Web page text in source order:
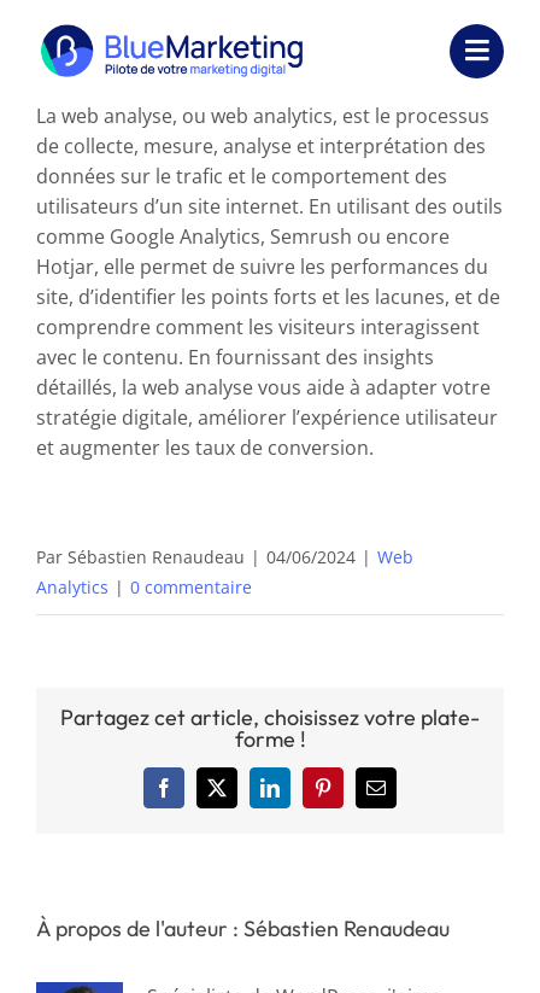
contenu
Expertises
Externalisation
Réalisations
Ressources
Société
La web analyse, ou web analytics, est le processus
de collecte, mesure, analyse et interprétation des
données sur le trafic et le comportement des
utilisateurs d’un site internet. En utilisant des outils
comme Google Analytics, Semrush ou encore
Hotjar, elle permet de suivre les performances du
site, d’identifier les points forts et les lacunes, et de
comprendre comment les visiteurs interagissent
avec le contenu. En fournissant des insights
détaillés, la web analyse vous aide à adapter votre
stratégie digitale, améliorer l’expérience utilisateur
et augmenter les taux de conversion.
Par Sébastien Renaudeau | 04/06/2024 | Web
Analytics | 0 commentaire
Partagez cet article, choisissez votre plate-
forme !
Facebook
X LinkedInPinterestEmail
À propos de l'auteur : Sébastien Renaudeau